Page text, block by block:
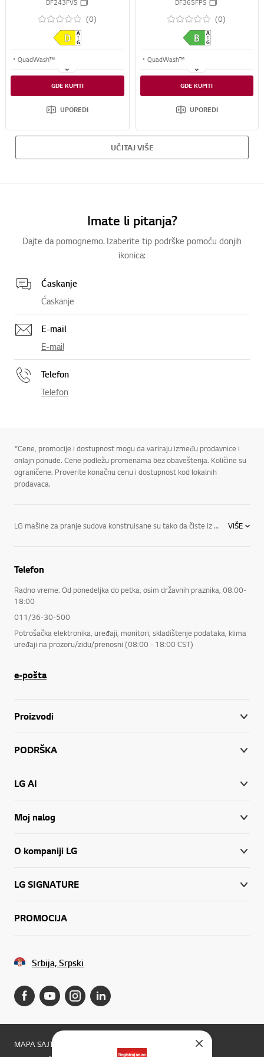
DF243FVS
(0)
QuadWash™
TrueSteam™
Smart Rack+™
GDE KUPITI
UPOREDI
funkcija
DF365FPS
(0)
QuadWash™
TrueSteam™
EasyRack™ Plus
GDE KUPITI
UPOREDI
UČITAJ VIŠE
Imate li pitanja?
Dajte da pomognemo. Izaberite tip podrške pomoću donjih
ikonica:
Ćaskanje
Ćaskanje
E-mail
E-mail
Telefon
Telefon
*Cene, promocije i dostupnost mogu da variraju između prodavnice i
onlajn ponude. Cene podležu promenama bez obaveštenja. Količine su
ograničene. Proverite konačnu cenu i dostupnost kod lokalnih
prodavaca.
LG mašine za pranje sudova konstruisane su tako da čiste iz svih uglova. Zahvaljujući tome ostvarićete maksimalnu pokrivenost čišćenja tokom celog ciklusa pranja. VIŠE
Telefon
Radno vreme: Od ponedeljka do petka, osim državnih praznika, 08:00-
18:00
011/36-30-500
Potrošačka elektronika, uređaji, monitori, skladištenje podataka, klima
uređaji na prozoru/zidu/prenosni (08:00 - 18:00 CST)
e-pošta
Proizvodi
PODRŠKA
LG AI
Moj nalog
O kompaniji LG
LG SIGNATURE
PROMOCIJA
Srbija, Srpski
MAPA SAJTA
Uslovi korišćenja usluge kompanije LGE